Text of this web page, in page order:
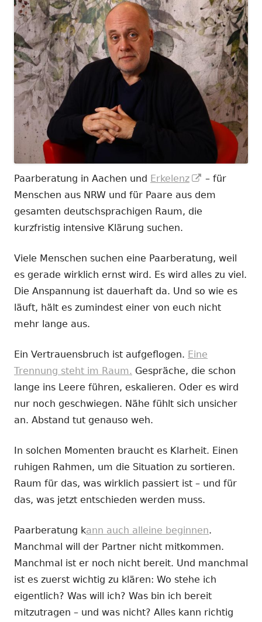
Paarberatung in Aachen und Erkelenz
In
neuem
– für
Menschen aus NRW und für Paare aus dem
gesamten deutschsprachigen Raum, die
kurzfristig intensive Klärung suchen.
Viele Menschen suchen eine Paarberatung, weil
es gerade wirklich ernst wird. Es wird alles zu viel.
Die Anspannung ist dauerhaft da. Und so wie es
läuft, hält es zumindest einer von euch nicht
mehr lange aus.
Ein Vertrauensbruch ist aufgeflogen. Eine
Trennung steht im Raum. Gespräche, die schon
lange ins Leere führen, eskalieren. Oder es wird
nur noch geschwiegen. Nähe fühlt sich unsicher
an. Abstand tut genauso weh.
In solchen Momenten braucht es Klarheit. Einen
ruhigen Rahmen, um die Situation zu sortieren.
Raum für das, was wirklich passiert ist – und für
das, was jetzt entschieden werden muss.
Paarberatung kann auch alleine beginnen.
Manchmal will der Partner nicht mitkommen.
Manchmal ist er noch nicht bereit. Und manchmal
ist es zuerst wichtig zu klären: Wo stehe ich
eigentlich? Was will ich? Was bin ich bereit
mitzutragen – und was nicht? Alles kann richtig